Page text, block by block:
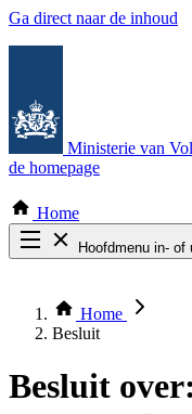
Ga direct naar de inhoud
Ministerie van
de homepage
Home
Hoofdmenu in- of
Thema COVID-19
Bekijk per
Home
Besluit
Besluit over: